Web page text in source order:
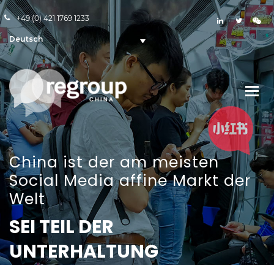
+49 (0) 421 1769 1233
Deutsch
China ist der am meisten
Social Media affine Markt der
Welt
SEI TEIL DER
UNTERHALTUNG